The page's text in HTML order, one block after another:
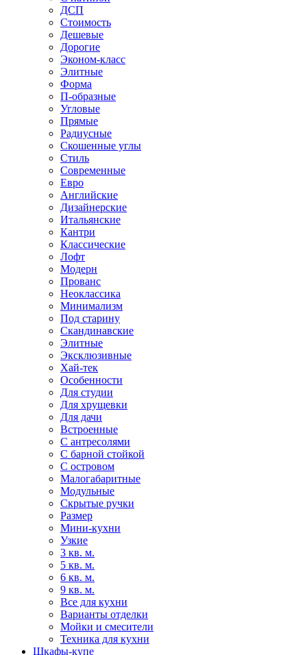
ДСП
Стоимость
Дешевые
Дорогие
Эконом-класс
Элитные
Форма
П-образные
Угловые
Прямые
Радиусные
Скошенные углы
Стиль
Современные
Евро
Английские
Дизайнерские
Итальянские
Кантри
Классические
Лофт
Модерн
Прованс
Неоклассика
Минимализм
Под старину
Скандинавские
Элитные
Эксклюзивные
Хай-тек
Особенности
Для студии
Для хрущевки
Для дачи
Встроенные
С антресолями
С барной стойкой
С островом
Малогабаритные
Модульные
Скрытые ручки
Размер
Мини-кухни
Узкие
3 кв. м.
5 кв. м.
6 кв. м.
9 кв. м.
Все для кухни
Варианты отделки
Мойки и смесители
Техника для кухни
Шкафы-купе